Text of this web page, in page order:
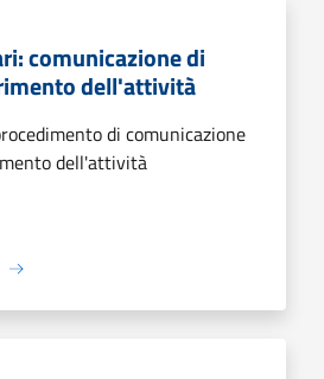
comunicazione di
dell'attività
di comunicazione
dell'attività